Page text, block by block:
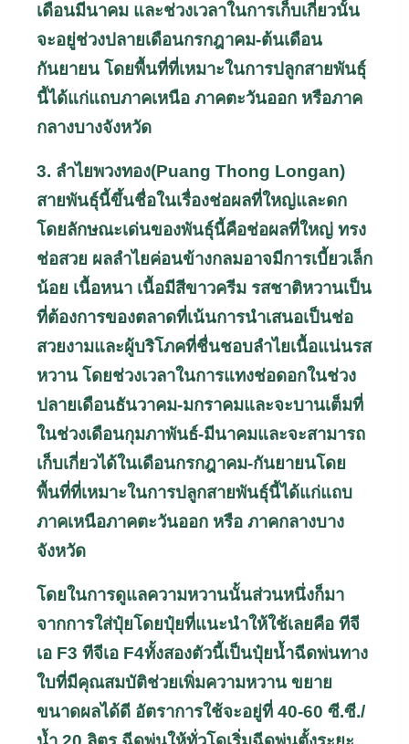
เดือนมีนาคม และช่วงเวลาในการเก็บเกี่ยวนั้น
จะอยู่ช่วงปลายเดือนกรกฎาคม-ต้นเดือน
กันยายน โดยพื้นที่ที่เหมาะในการปลูกสายพันธุ์
นี้ได้แก่แถบภาคเหนือ ภาคตะวันออก หรือภาค
กลางบางจังหวัด
3. ลำไยพวงทอง(Puang Thong Longan)
สายพันธุ์นี้ขึ้นชื่อในเรื่องช่อผลที่ใหญ่และดก
โดยลักษณะเด่นของพันธุ์นี้คือช่อผลที่ใหญ่ ทรง
ช่อสวย ผลลำไยค่อนข้างกลมอาจมีการเบี้ยวเล็ก
น้อย เนื้อหนา เนื้อมีสีขาวครีม รสชาติหวานเป็น
ที่ต้องการของตลาดที่เน้นการนำเสนอเป็นช่อ
สวยงามและผู้บริโภคที่ชื่นชอบลำไยเนื้อแน่นรส
หวาน โดยช่วงเวลาในการแทงช่อดอกในช่วง
ปลายเดือนธันวาคม-มกราคมและจะบานเต็มที่
ในช่วงเดือนกุมภาพันธ์-มีนาคมและจะสามารถ
เก็บเกี่ยวได้ในเดือนกรกฎาคม-กันยายนโดย
พื้นที่ที่เหมาะในการปลูกสายพันธุ์นี้ได้แก่แถบ
ภาคเหนือภาคตะวันออก หรือ ภาคกลางบาง
จังหวัด
โดยในการดูแลความหวานนั้นส่วนหนึ่งก็มา
จากการใส่ปุ๋ยโดยปุ๋ยที่แนะนำให้ใช้เลยคือ ทีจี
เอ F3 ทีจีเอ F4ทั้งสองตัวนี้เป็นปุ๋ยน้ำฉีดพ่นทาง
ใบที่มีคุณสมบัติช่วยเพิ่มความหวาน ขยาย
ขนาดผลได้ดี อัตราการใช้จะอยู่ที่ 40-60 ซี.ซี./